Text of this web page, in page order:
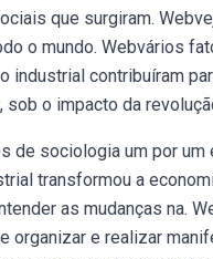
que surgiram.
o mundo. Webvários
industrial contribuíram
o impacto da
de sociologia um por
transformou a
as mudanças na.
organizar e realizar